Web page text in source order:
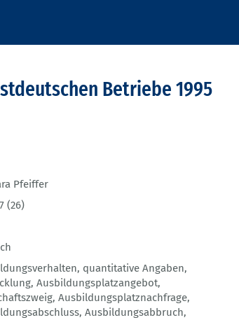
Betriebe 1995
Pfeiffer
(26)
, quantitative Angaben,
, Ausbildungsplatzangebot,
, Ausbildungsplatznachfrage,
, Ausbildungsabbruch,